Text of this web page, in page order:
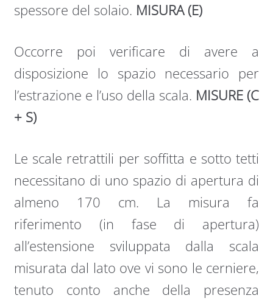
spessore del solaio. MISURA (E)
Occorre poi verificare di avere a
disposizione lo spazio necessario per
l’estrazione e l’uso della scala. MISURE (C
+ S)
Le scale retrattili per soffitta e sotto tetti
necessitano di uno spazio di apertura di
almeno 170 cm. La misura fa
riferimento (in fase di apertura)
all’estensione sviluppata dalla scala
misurata dal lato ove vi sono le cerniere,
tenuto conto anche della presenza